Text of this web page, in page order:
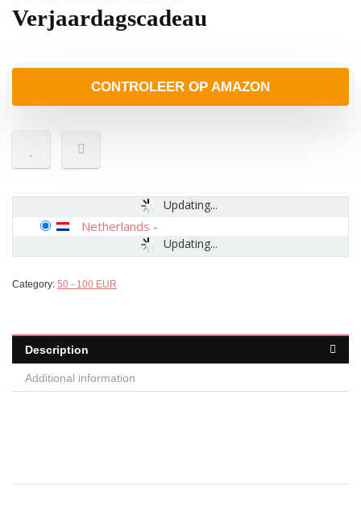
Verjaardagscadeau
CONTROLEER OP AMAZON
Updating...
Updating...
Netherlands -
Category: 50 - 100 EUR
Description
Additional information